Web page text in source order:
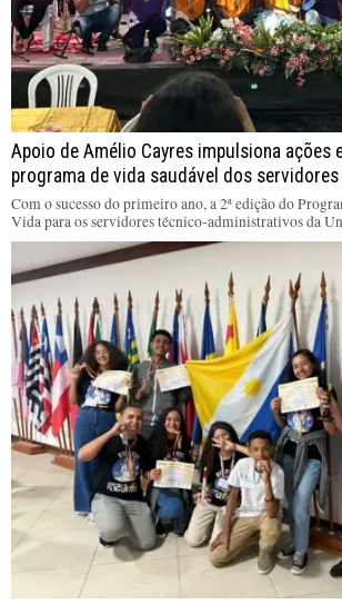
Apoio de Amélio Cayres impulsiona ações
programa de vida saudável dos servidores
Com o sucesso do primeiro ano, a 2ª edição do
Vida para os servidores técnico-administrativos da